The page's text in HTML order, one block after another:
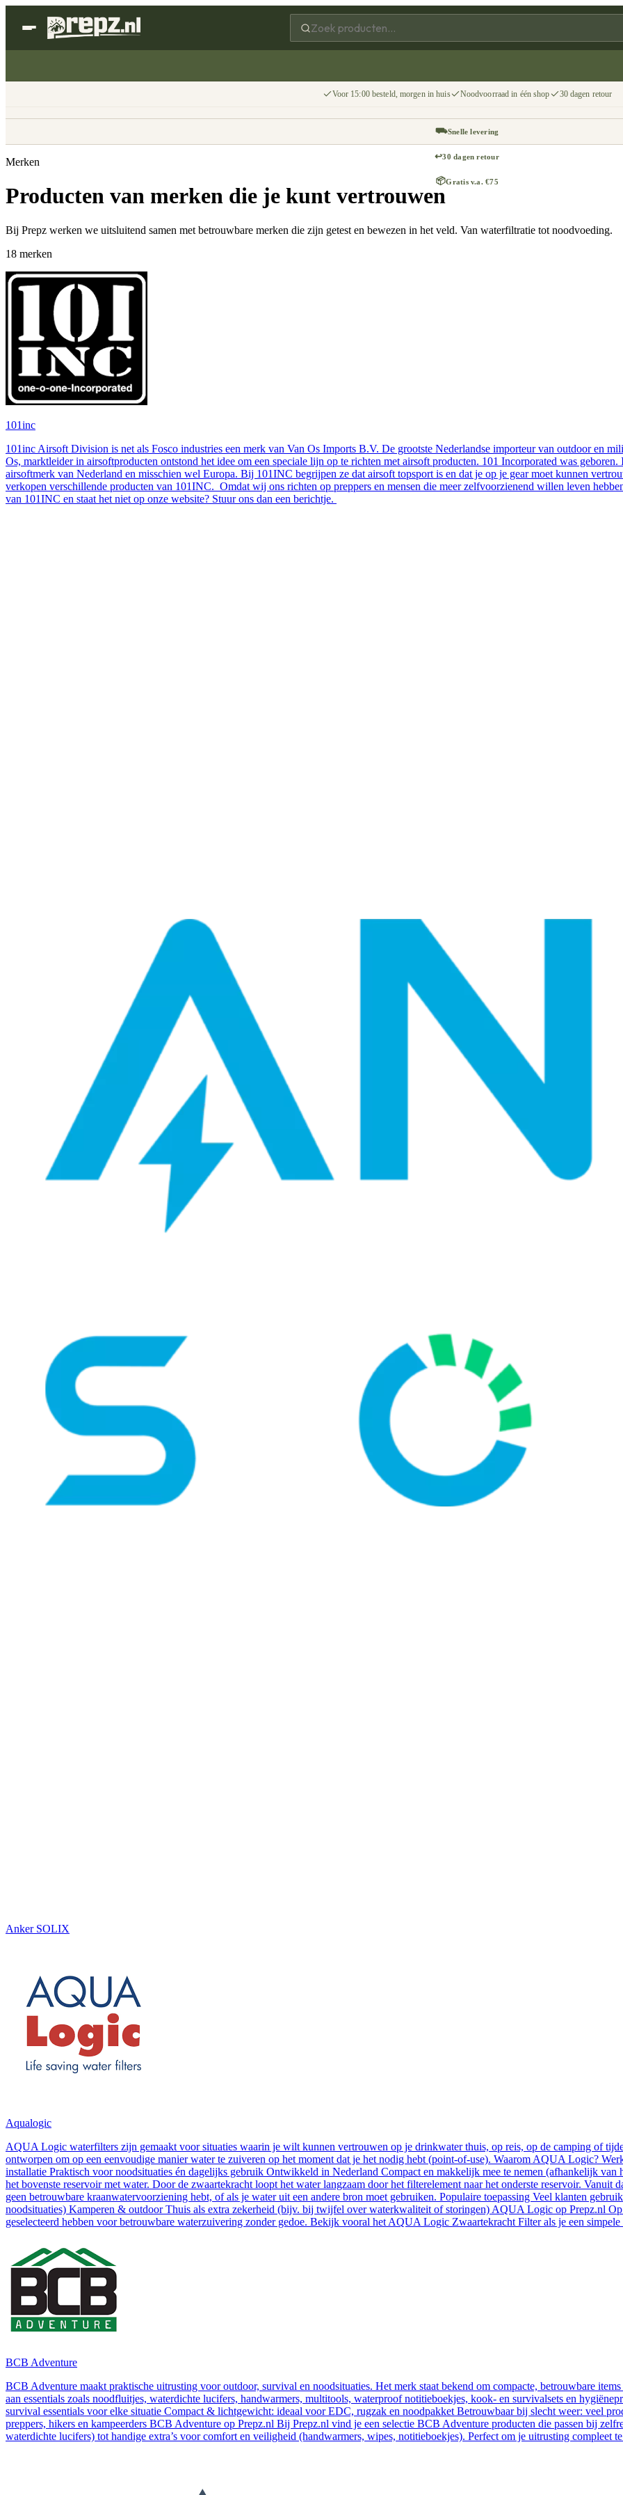
Voor 15:00 besteld, morgen in huis Noodvoorraad in één shop 30 dagen retour
⛟Snelle levering
↩30 dagen retour
📦Gratis v.a. €75
Merken
Producten van merken die je kunt vertrouwen
Bij Prepz werken we uitsluitend samen met betrouwbare merken die zijn getest en bewezen in het veld. Van waterfiltratie tot noodvoeding.
18 merken
101inc
101inc Airsoft Division is net als Fosco industries een merk van Van Os Imports B.V. De grootste Nederlandse importeur van outdoor en
Os, marktleider in airsoftproducten ontstond het idee om een speciale lijn op te richten met airsoft producten. 101 Incorporated was
airsoftmerk van Nederland en misschien wel Europa. Bij 101INC begrijpen ze dat airsoft topsport is en dat je op je gear moet kunnen
verkopen verschillende producten van 101INC. Omdat wij ons richten op preppers en mensen die meer zelfvoorzienend willen leven
van 101INC en staat het niet op onze website? Stuur ons dan een berichtje.
Anker SOLIX
Aqualogic
AQUA Logic waterfilters zijn gemaakt voor situaties waarin je wilt kunnen vertrouwen op je drinkwater thuis, op reis, op de camping of
ontworpen om op een eenvoudige manier water te zuiveren op het moment dat je het nodig hebt (point-of-use). Waarom AQUA Logic?
installatie Praktisch voor noodsituaties én dagelijks gebruik Ontwikkeld in Nederland Compact en makkelijk mee te nemen (afhankelijk
het bovenste reservoir met water. Door de zwaartekracht loopt het water langzaam door het filterelement naar het onderste reservoir. Vanuit
geen betrouwbare kraanwatervoorziening hebt, of als je water uit een andere bron moet gebruiken. Populaire toepassing Veel klanten
noodsituaties) Kamperen & outdoor Thuis als extra zekerheid (bijv. bij twijfel over waterkwaliteit of storingen) AQUA Logic op Prepz.nl
geselecteerd hebben voor betrouwbare waterzuivering zonder gedoe. Bekijk vooral het AQUA Logic Zwaartekracht Filter als je een
BCB Adventure
BCB Adventure maakt praktische uitrusting voor outdoor, survival en noodsituaties. Het merk staat bekend om compacte, betrouwbare
aan essentials zoals noodfluitjes, waterdichte lucifers, handwarmers, multitools, waterproof notitieboekjes, kook- en survivalsets en
survival essentials voor elke situatie Compact & lichtgewicht: ideaal voor EDC, rugzak en noodpakket Betrouwbaar bij slecht weer: veel
preppers, hikers en kampeerders BCB Adventure op Prepz.nl Bij Prepz.nl vind je een selectie BCB Adventure producten die passen bij
waterdichte lucifers) tot handige extra’s voor comfort en veiligheid (handwarmers, wipes, notitieboekjes). Perfect om je uitrusting compleet